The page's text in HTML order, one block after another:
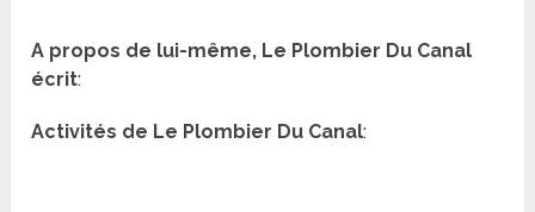
A propos de lui-même, Le Plombier Du Canal
écrit:
Activités de Le Plombier Du Canal: